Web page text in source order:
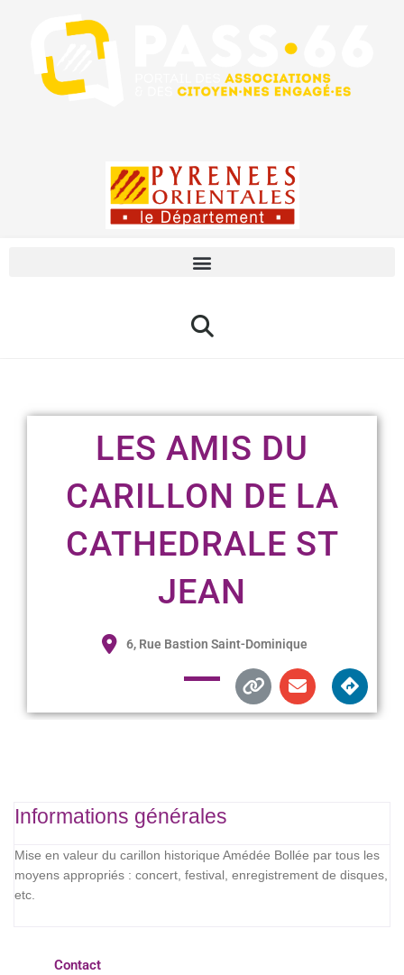
LES AMIS DU
CARILLON DE LA
CATHEDRALE ST
JEAN
6, Rue Bastion Saint-Dominique
Informations générales
Mise en valeur du carillon historique Amédée Bollée par tous les
moyens appropriés : concert, festival, enregistrement de disques,
etc.
Contact